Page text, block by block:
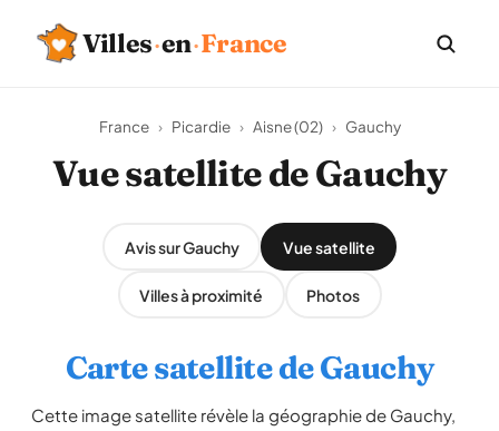
Villes·en·France
France › Picardie › Aisne (02) › Gauchy
Vue satellite de Gauchy
Avis sur Gauchy Vue satellite
Villes à proximité Photos
Carte satellite de Gauchy
Cette image satellite révèle la géographie de Gauchy,